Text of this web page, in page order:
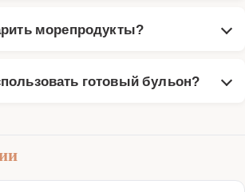
морепродукты?
готовый бульон?